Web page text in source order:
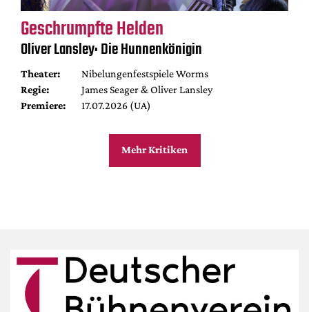
Geschrumpfte Helden
Oliver Lansley: Die Hunnenkönigin
Theater:
Nibelungenfestspiele Worms
Regie:
James Seager & Oliver Lansley
Premiere:
17.07.2026 (UA)
Mehr Kritiken